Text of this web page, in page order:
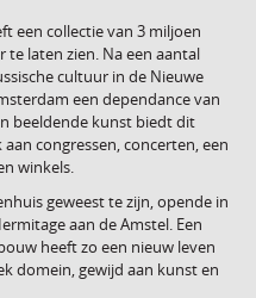
een collectie van 3 miljoen
laten zien. Na een aantal
cultuur in de Nieuwe
een dependance van
beeldende kunst biedt dit
congressen, concerten, een
winkels.
geweest te zijn, opende in
aan de Amstel. Een
heeft zo een nieuw leven
domein, gewijd aan kunst en